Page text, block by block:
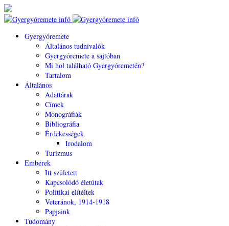
Gyergyóremete
Általános tudnivalók
Gyergyóremete a sajtóban
Mi hol található Gyergyóremetén?
Tartalom
Általános
Adattárak
Címek
Monográfiák
Bibliográfia
Érdekességek
Irodalom
Turizmus
Emberek
Itt született
Kapcsolódó életútak
Politikai elítéltek
Veteránok, 1914-1918
Papjaink
Tudomány